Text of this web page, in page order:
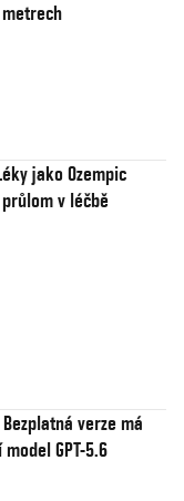
jako Ozempic
v léčbě
verze má
GPT-5.6